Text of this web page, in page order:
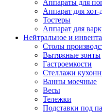
Аппараты для
Аппарат для хот-
Тостеры
Аппарат для
Нейтральное и
Столы
Вытяжные зонты
Гастроемкости
Стеллажи
Ванны моечные
Весы
Тележки
Подставки под